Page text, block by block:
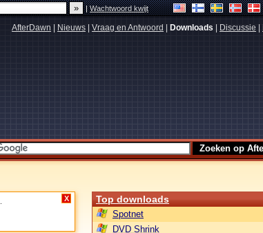
|Wachtwoord kwijt
AfterDawn Nieuws Vraag en Antwoord Downloads Discussie
X Top downloads
Spotnet
DVD Shrink